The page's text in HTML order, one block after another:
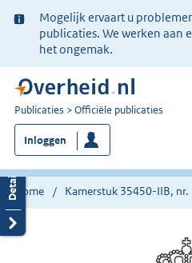
Ter
informatie:
Mogelijk ervaart u
publicaties. We werken aan
het ongemak.
U
bent
nu
hier:
Publicaties Officiële publicaties
Inloggen
Home Kamerstuk 35450-IIB, nr.